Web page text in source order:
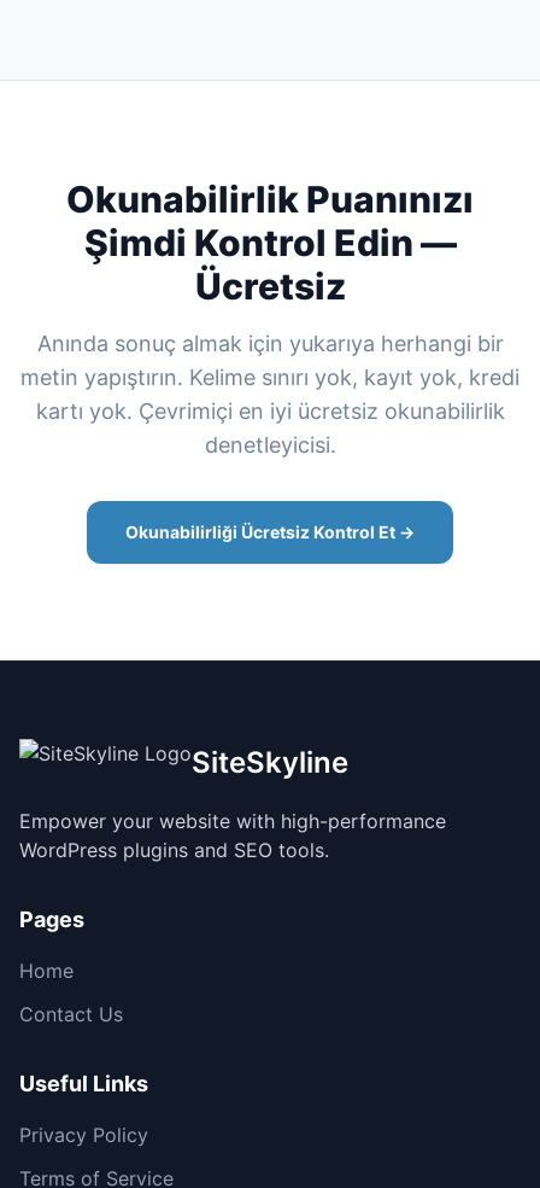
Okunabilirlik Puanınızı
Şimdi Kontrol Edin —
Ücretsiz
Anında sonuç almak için yukarıya herhangi bir
metin yapıştırın. Kelime sınırı yok, kayıt yok, kredi
kartı yok. Çevrimiçi en iyi ücretsiz okunabilirlik
denetleyicisi.
Okunabilirliği Ücretsiz Kontrol Et →
SiteSkyline
Empower your website with high-performance
WordPress plugins and SEO tools.
Pages
Home
Contact Us
Useful Links
Privacy Policy
Terms of Service